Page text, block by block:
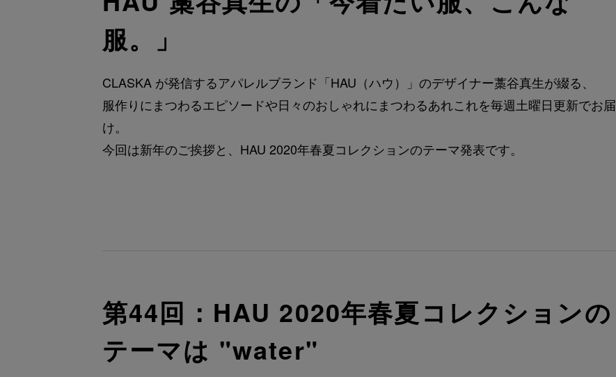
服。」
CLASKA が発信するアパレルブランド「HAU（ハウ）」のデザイナー藁谷真生が綴る、
服作りにまつわるエピソードや日々のおしゃれにまつわるあれこれを毎週土曜日更新でお届
け。
今回は新年のご挨拶と、HAU 2020年春夏コレクションのテーマ発表です。
第44回：HAU 2020年春夏コレクションの
テーマは "water"